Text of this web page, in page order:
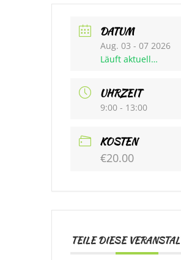
DATUM
Aug. 03 - 07 2026
Läuft aktuell…
UHRZEIT
9:00 - 13:00
KOSTEN
€20.00
TEILE DIESE